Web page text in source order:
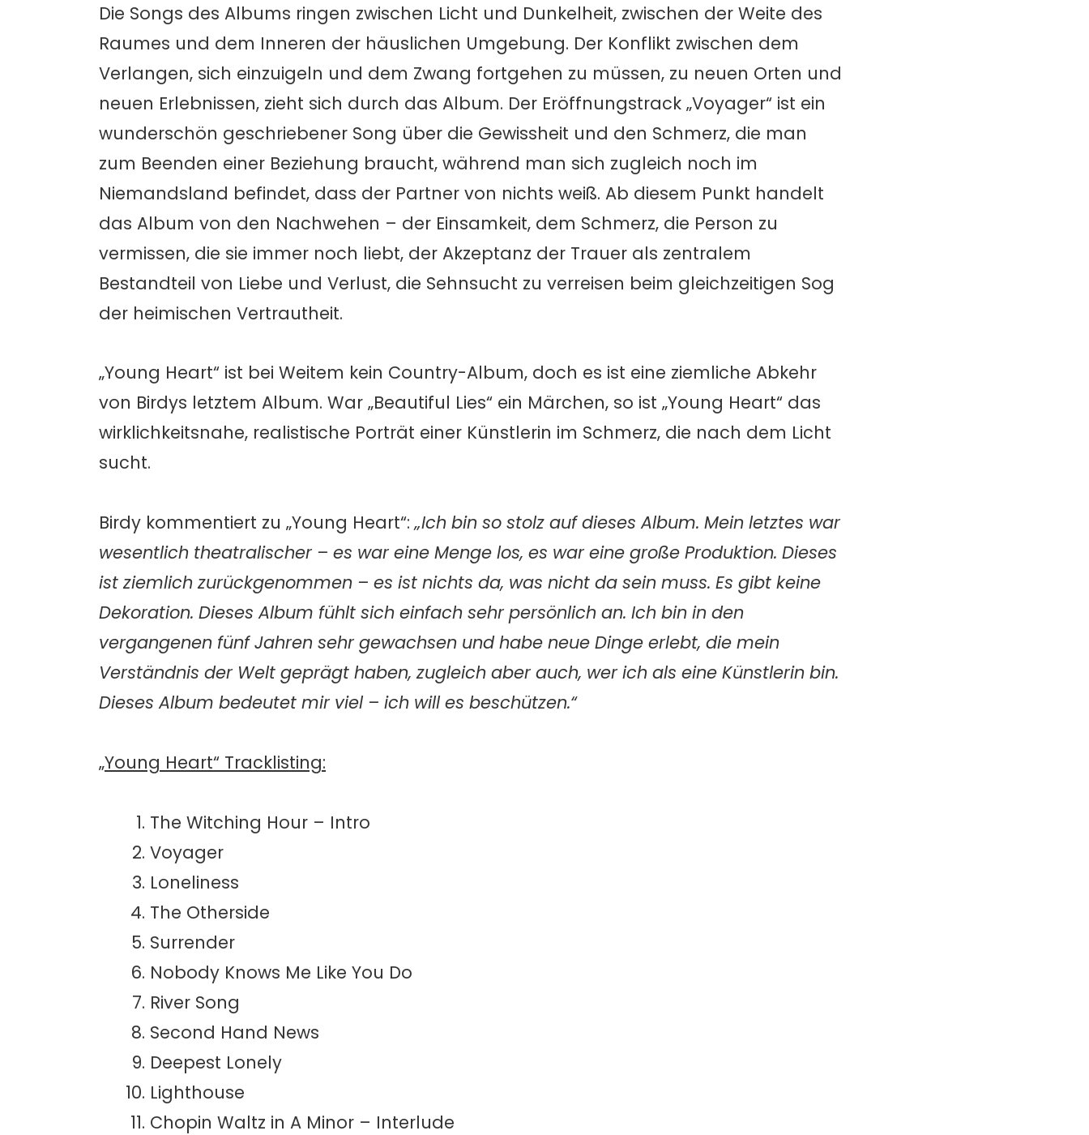
Die Songs des Albums ringen zwischen Licht und Dunkelheit, zwischen der Weite des
Raumes und dem Inneren der häuslichen Umgebung. Der Konflikt zwischen dem
Verlangen, sich einzuigeln und dem Zwang fortgehen zu müssen, zu neuen Orten und
neuen Erlebnissen, zieht sich durch das Album. Der Eröffnungstrack „Voyager“ ist ein
wunderschön geschriebener Song über die Gewissheit und den Schmerz, die man
zum Beenden einer Beziehung braucht, während man sich zugleich noch im
Niemandsland befindet, dass der Partner von nichts weiß. Ab diesem Punkt handelt
das Album von den Nachwehen – der Einsamkeit, dem Schmerz, die Person zu
vermissen, die sie immer noch liebt, der Akzeptanz der Trauer als zentralem
Bestandteil von Liebe und Verlust, die Sehnsucht zu verreisen beim gleichzeitigen Sog
der heimischen Vertrautheit.
„Young Heart“ ist bei Weitem kein Country-Album, doch es ist eine ziemliche Abkehr
von Birdys letztem Album. War „Beautiful Lies“ ein Märchen, so ist „Young Heart“ das
wirklichkeitsnahe, realistische Porträt einer Künstlerin im Schmerz, die nach dem Licht
sucht.
Birdy kommentiert zu „Young Heart“:„Ich bin so stolz auf dieses Album. Mein letztes war
wesentlich theatralischer – es war eine Menge los, es war eine große Produktion. Dieses
ist ziemlich zurückgenommen – es ist nichts da, was nicht da sein muss. Es gibt keine
Dekoration. Dieses Album fühlt sich einfach sehr persönlich an. Ich bin in den
vergangenen fünf Jahren sehr gewachsen und habe neue Dinge erlebt, die mein
Verständnis der Welt geprägt haben, zugleich aber auch, wer ich als eine Künstlerin bin.
Dieses Album bedeutet mir viel – ich will es beschützen.“
„Young Heart“ Tracklisting:
The Witching Hour – Intro
Voyager
Loneliness
The Otherside
Surrender
Nobody Knows Me Like You Do
River Song
Second Hand News
Deepest Lonely
Lighthouse
Chopin Waltz in A Minor – Interlude